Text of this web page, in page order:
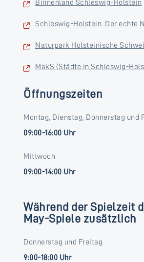
Binnenland Schleswig-Holstein
Schleswig-Holstein. Der echte
Naturpark Holsteinische
MakS (Städte in Schleswig-
Öffnungszeiten
Montag, Dienstag, Donnerstag und
09:00-16:00 Uhr
Mittwoch
09:00-14:00 Uhr
Während der Spielzeit
May-Spiele zusätzlich
Donnerstag und Freitag
9:00-18:00 Uhr